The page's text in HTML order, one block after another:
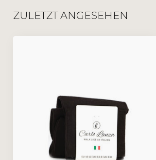
ZULETZT ANGESEHEN